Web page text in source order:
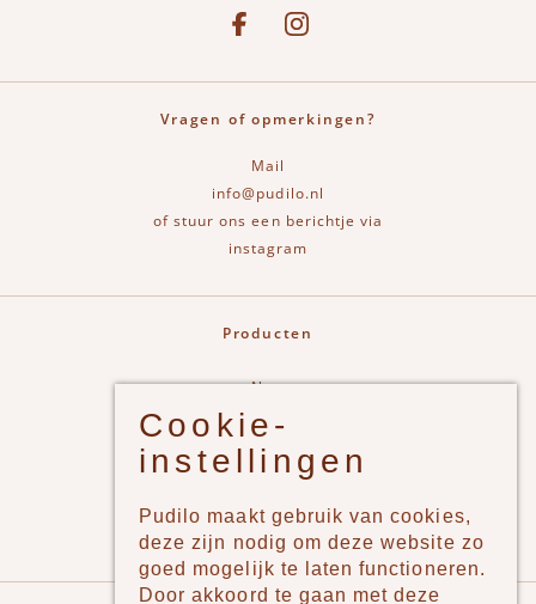
See our FacebookBekijk onze Instagram pagina
Vragen of opmerkingen?
Mail
info@pudilo.nl
of stuur ons een berichtje via
instagram
Producten
New
Jongens
Meisjes
Merken
Cookie-
instellingen
Pudilo maakt gebruik van cookies,
deze zijn nodig om deze website zo
goed mogelijk te laten functioneren.
Door akkoord te gaan met deze